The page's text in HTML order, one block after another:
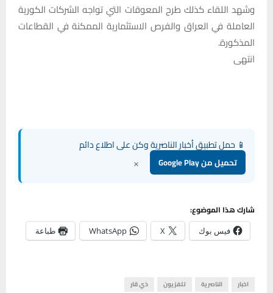
وشهد اللقاء كذلك طرح المعوقات التي تواجه الشركات الكورية
العاملة في العراق والفرص الاستثمارية الممكنة في القطاعات
المذكورة.
انتهى
📱 حمل تطبيق أخبار الناصرية وكن على اطلاع دائم
تحميل من Google Play ×
شارك هذا الموضوع:
فيس بوك X
WhatsApp طباعة
اخبار الناصرية تلفزيون ذي قار